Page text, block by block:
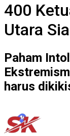
400
Utara
Paham
harus